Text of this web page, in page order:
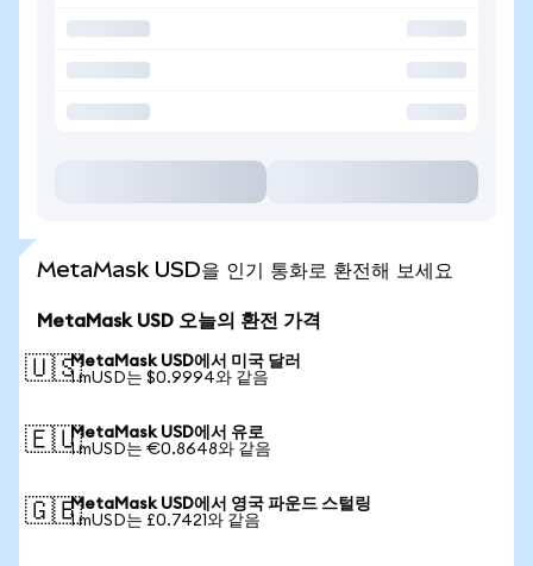
MetaMask USD을 인기 통화로 환전해 보세요
MetaMask USD 오늘의 환전 가격
🇺🇸MetaMask USD에서 미국 달러
1 mUSD는 $0.9994와 같음
🇪🇺MetaMask USD에서 유로
1 mUSD는 €0.8648와 같음
🇬🇧MetaMask USD에서 영국 파운드 스털링
1 mUSD는 £0.7421와 같음